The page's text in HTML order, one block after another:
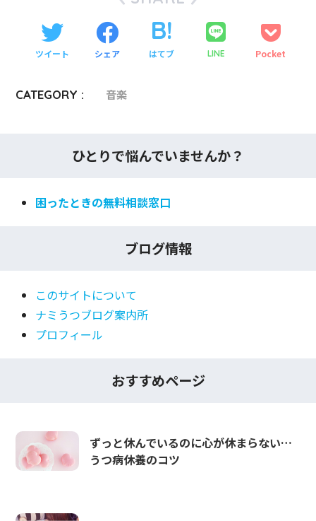
ツイート シェア はてブ LINE Pocket
CATEGORY : 音楽
ひとりで悩んでいませんか？
困ったときの無料相談窓口
ブログ情報
このサイトについて
ナミうつブログ案内所
プロフィール
おすすめページ
ずっと休んでいるのに心が休まらない…
うつ病休養のコツ